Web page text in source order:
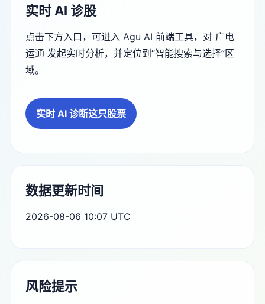
实时 AI 诊股
点击下方入口，可进入 Agu AI 前端工具，对 广电
运通 发起实时分析，并定位到“智能搜索与选择”区
域。
实时 AI 诊断这只股票
数据更新时间
2026-08-06 10:07 UTC
风险提示